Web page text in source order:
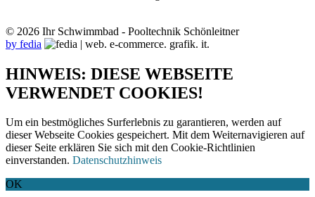
© 2026 Ihr Schwimmbad - Pooltechnik Schönleitner
by fedia
HINWEIS: DIESE WEBSEITE
VERWENDET COOKIES!
Um ein bestmögliches Surferlebnis zu garantieren, werden auf
dieser Webseite Cookies gespeichert. Mit dem Weiternavigieren auf
dieser Seite erklären Sie sich mit den Cookie-Richtlinien
einverstanden. Datenschutzhinweis
OK